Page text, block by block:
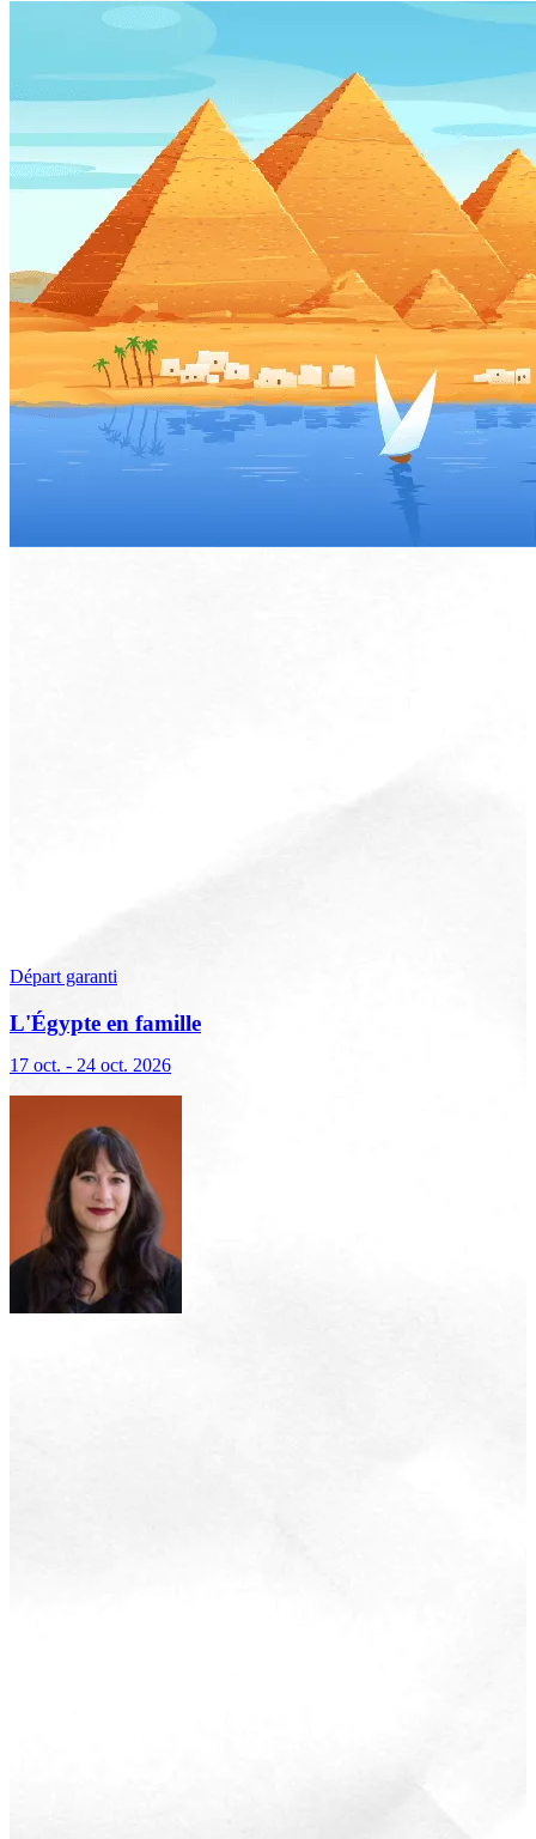
Départ garanti
L'Égypte en famille
17 oct. - 24 oct. 2026